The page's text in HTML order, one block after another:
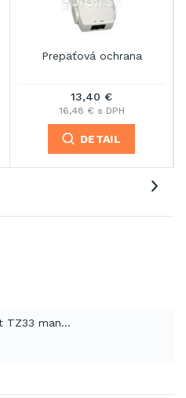
Prepäťová ochrana
13,40 €
16,48 € s DPH
DETAIL
Zásuvkový termostat TZ33 manuál (PDF)